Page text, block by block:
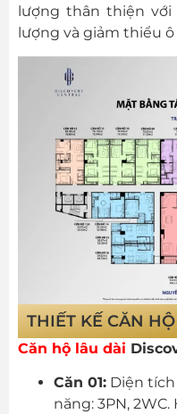
lượng thân thiện
lượng và giảm thiểu
THIẾT KẾ CĂN HỘ
Căn hộ lâu dài
Căn 01: Diện
năng: 3PN,